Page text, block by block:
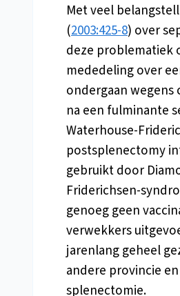
Met veel
(2003:425-8) over
deze problematiek
mededeling over
ondergaan
na een fulminante
Waterhouse-
postsplenectomy
gebruikt door
Friderichsen-
genoeg geen
verwekkers
jarenlang geheel
andere provincie
splenectomie.